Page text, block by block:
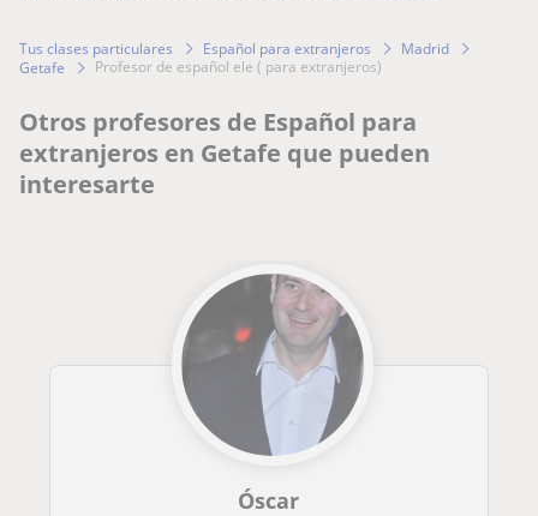
Tus clases particulares Español para extranjeros
Madrid
Getafe
profesor de español ele ( para extranjeros)
Otros profesores de Español para
extranjeros en Getafe que pueden
interesarte
Óscar